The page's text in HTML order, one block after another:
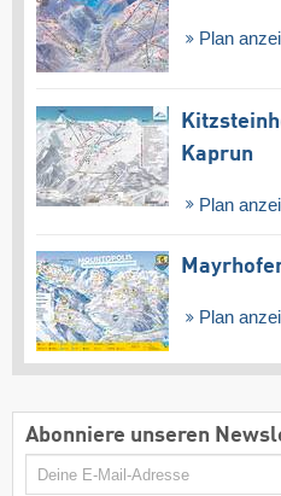
Plan
Kaprun
Plan
Plan
Abonniere unseren
E-